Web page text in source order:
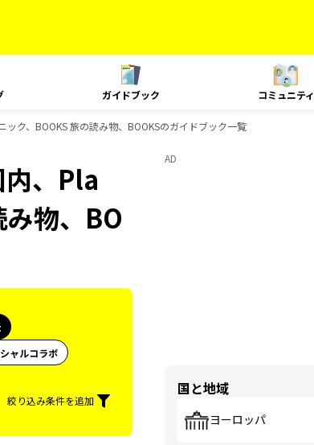
ガイドブック コミュニティ
ク、BOOKS 旅の読み物、BOOKSのガイドブック一覧
、Pla
物、BO
ャルコラボ
絞り込み条件を追加
AD
国と地域
ヨーロッパ